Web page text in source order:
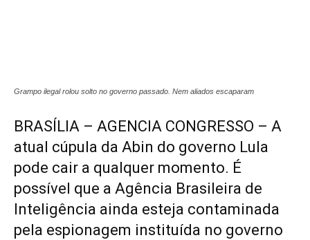
Grampo ilegal rolou solto no governo passado. Nem aliados escaparam
BRASÍLIA – AGENCIA CONGRESSO – A
atual cúpula da Abin do governo Lula
pode cair a qualquer momento. É
possível que a Agência Brasileira de
Inteligência ainda esteja contaminada
pela espionagem instituída no governo